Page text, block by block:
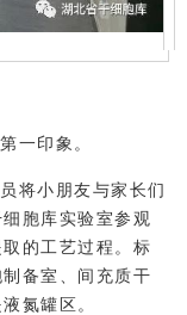
一印象。
将小朋友与家长们
胞库实验室参观
的工艺过程。标
备室、间充质干
氮罐区。